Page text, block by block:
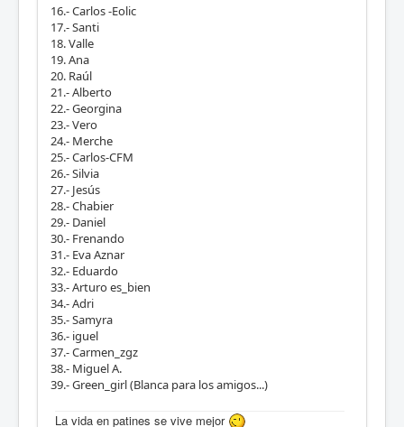
16.- Carlos -Eolic
17.- Santi
18. Valle
19. Ana
20. Raúl
21.- Alberto
22.- Georgina
23.- Vero
24.- Merche
25.- Carlos-CFM
26.- Silvia
27.- Jesús
28.- Chabier
29.- Daniel
30.- Frenando
31.- Eva Aznar
32.- Eduardo
33.- Arturo es_bien
34.- Adri
35.- Samyra
36.- iguel
37.- Carmen_zgz
38.- Miguel A.
39.- Green_girl (Blanca para los amigos...)
La vida en patines se vive mejor